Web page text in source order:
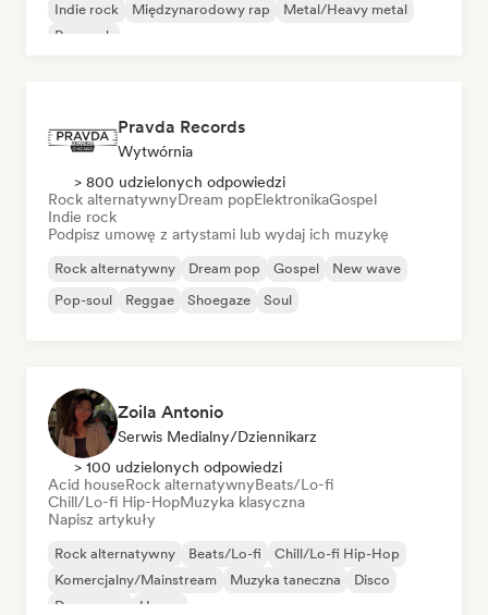
Indie rock
Międzynarodowy rap
Metal/Heavy metal
Pop rock
Pravda Records
Wytwórnia
> 800 udzielonych odpowiedzi
Rock alternatywnyDream popElektronikaGospel
Indie rock
Podpisz umowę z artystami lub wydaj ich muzykę
Rock alternatywny Dream pop Gospel
New wave
Pop-soul
Reggae Shoegaze Soul
Zoila Antonio
Serwis Medialny/Dziennikarz
> 100 udzielonych odpowiedzi
Acid houseRock alternatywnyBeats/Lo-fi
Chill/Lo-fi Hip-HopMuzyka klasyczna
Napisz artykuły
Rock alternatywny Beats/Lo-fi
Chill/Lo-fi Hip-Hop
Komercjalny/Mainstream
Muzyka taneczna
Disco
Dream pop
House